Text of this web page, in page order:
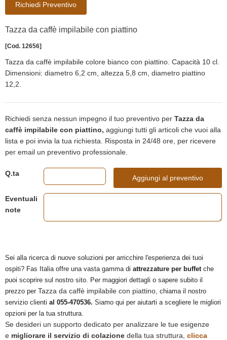
Richiedi Preventivo
Tazza da caffè impilabile con piattino
[Cod. 12656]
Tazza da caffè impilabile colore bianco con piattino. Capacità 10 cl.
Dimensioni: diametro 6,2 cm, altezza 5,8 cm, diametro piattino
12,2.
Richiedi senza nessun impegno il tuo preventivo per Tazza da
caffè impilabile con piattino, aggiungi tutti gli articoli che vuoi alla
lista e poi invia la tua richiesta. Risposta in 24/48 ore, per ricevere
per email un preventivo professionale.
Q.ta
Aggiungi al preventivo
Eventuali
note
Sei alla ricerca di nuove soluzioni per arricchire l'esperienza dei tuoi
ospiti? Fas Italia offre una vasta gamma di attrezzature per buffetche
puoi scoprire sul nostro sito. Per maggiori dettagli o sapere subito il
prezzo per Tazza da caffè impilabile con piattino, chiama il nostro
servizio clienti al 055-470536. Siamo qui per aiutarti a scegliere le migliori
opzioni per la tua struttura.
Se desideri un supporto dedicato per analizzare le tue esigenze
e migliorare il servizio di colazione della tua struttura, clicca